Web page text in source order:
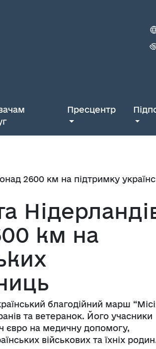
Пресцентр
2600 км на підтримку
км на
благодійний марш
та ветеранок. Його учасники
євро на медичну допомогу,
військових та їхніх